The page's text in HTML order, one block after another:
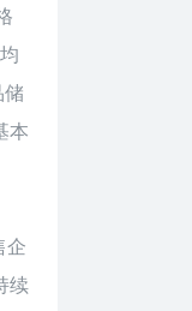
本
企
续